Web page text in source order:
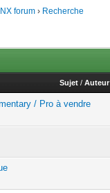
forum › Recherche
Sujet / Auteur
/ Pro à vendre